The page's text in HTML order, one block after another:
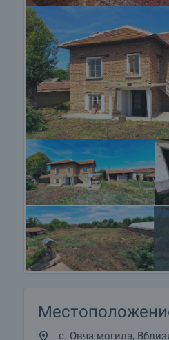
с. Овча могила,